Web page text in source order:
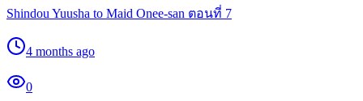
Shindou Yuusha to Maid Onee-san ตอนที่ 7
4 months ago
0